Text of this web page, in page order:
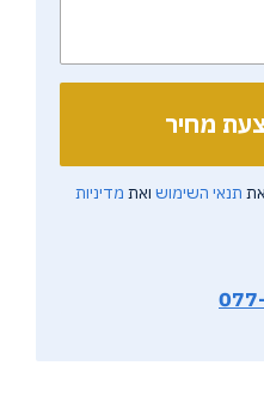
תנאי השימוש ואת מדיניות